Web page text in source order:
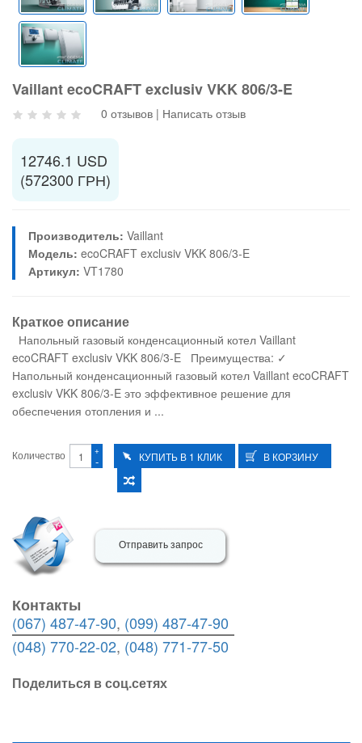
Vaillant ecoCRAFT exclusiv VKK 806/3-E
0 отзывов | Написать отзыв
12746.1 USD
(572300 ГРН)
Производитель: Vaillant
Модель: ecoCRAFT exclusiv VKK 806/3-E
Артикул: VT1780
Краткое описание
Напольный газовый конденсационный котел Vaillant
ecoCRAFT exclusiv VKK 806/3-E Преимущества: ✓
Напольный конденсационный газовый котел Vaillant ecoCRAFT
exclusiv VKK 806/3-E это эффективное решение для
обеспечения отопления и ...
Количество -
+
Отправить запрос
Контакты
(067) 487-47-90, (099) 487-47-90
(048) 770-22-02, (048) 771-77-50
Поделиться в соц.сетях